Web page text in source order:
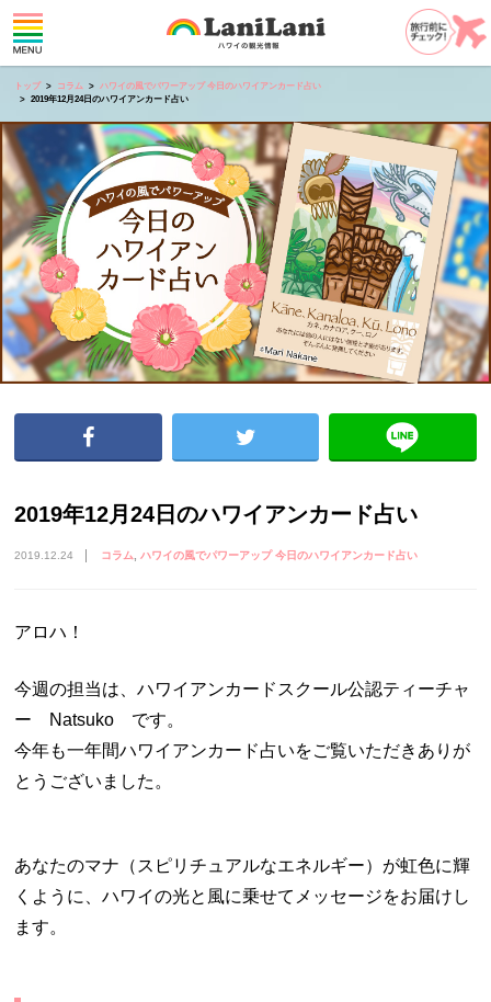
トップ コラム
ハワイの風でパワーアップ 今日のハワイアンカード占い
2019年12月24日のハワイアンカード占い
2019年12月24日のハワイアンカード占い
2019.12.24 コラム ハワイの風でパワーアップ 今日のハワイアンカード占い
アロハ！
今週の担当は、ハワイアンカードスクール公認ティーチャ
ー Natsuko です。
今年も一年間ハワイアンカード占いをご覧いただきありが
とうございました。
あなたのマナ（スピリチュアルなエネルギー）が虹色に輝
くように、ハワイの光と風に乗せてメッセージをお届けし
ます。